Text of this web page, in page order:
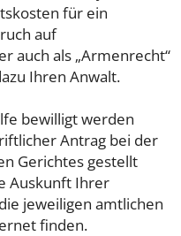
für ein
auf
auch als „Armenrecht“
Ihren Anwalt.
bewilligt werden
Antrag bei der
Gerichtes gestellt
Auskunft Ihrer
jeweiligen amtlichen
finden.